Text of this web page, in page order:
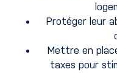
Protéger leur
Mettre en
taxes pour